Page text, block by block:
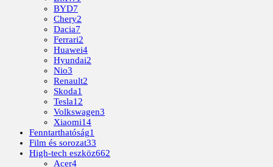
BYD7
Chery2
Dacia7
Ferrari2
Huawei4
Hyundai2
Nio3
Renault2
Skoda1
Tesla12
Volkswagen3
Xiaomi14
Fenntarthatóság1
Film és sorozat33
High-tech eszköz662
Acer4